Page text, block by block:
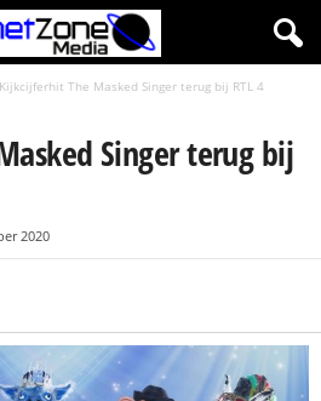
Kijkcijferhit The Masked Singer terug bij RTL 4
Singer terug bij
2020